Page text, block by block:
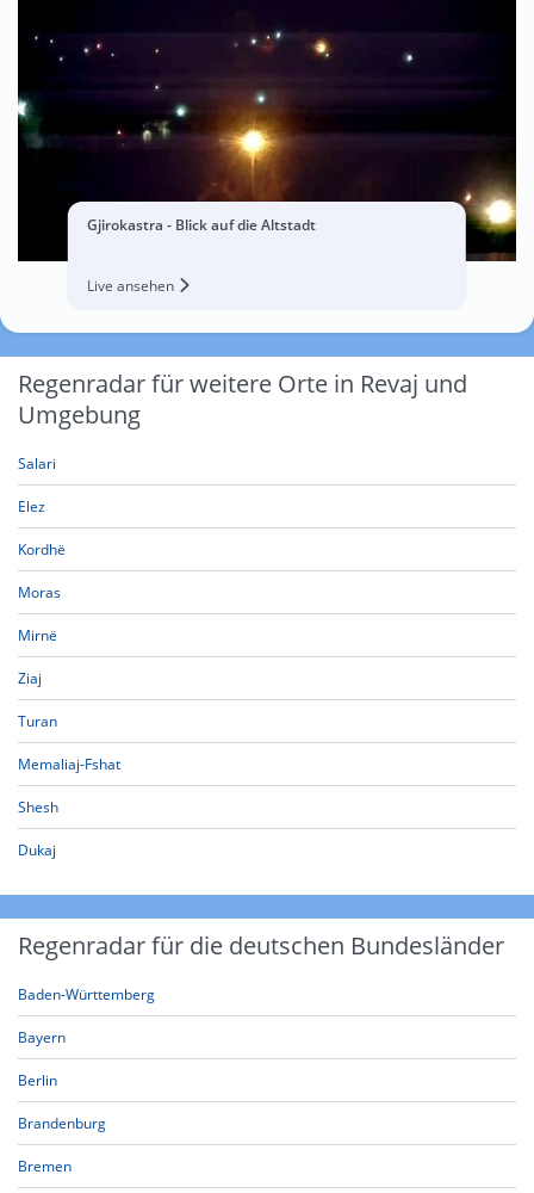
Gjirokastra - Blick auf die Altstadt
Live ansehen
Regenradar für weitere Orte in Revaj und
Umgebung
Salari
Elez
Kordhë
Moras
Mirnë
Ziaj
Turan
Memaliaj-Fshat
Shesh
Dukaj
Regenradar für die deutschen Bundesländer
Baden-Württemberg
Bayern
Berlin
Brandenburg
Bremen